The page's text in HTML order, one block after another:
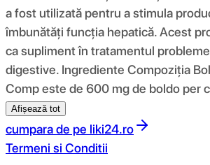
a fost utilizată pentru a stimula
îmbunătăți funcția hepatică. Acest
ca supliment în tratamentul
digestive. Ingrediente Compoziția
Comp este de 600 mg de boldo per
Afișează tot
cumpara de pe liki24.ro
Termeni si Conditii